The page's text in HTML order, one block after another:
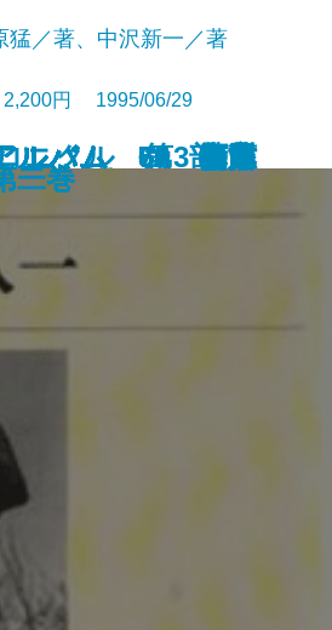
できている
ルバム 70 島尾
五巻
ニクル 第3部
ルバム 66 伊藤
四巻
術史
ルバム 62 芹沢
三巻
たか
猛／著、中沢新一／著
円 1995/06/29
ルバム 61 会津
二巻
ルバム 71 有吉
一巻
ルバム 58 南方
ルバム 65 石川
ルバム 68 幸田
ルバム 50 福永